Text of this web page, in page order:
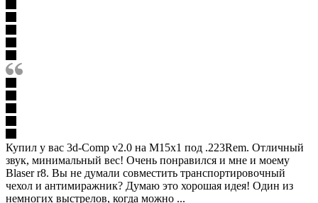
Купил у вас 3d-Comp v2.0 на М15х1 под .223Rem. Отличный
звук, минимальный вес! Очень понравился и мне и моему
Blaser r8. Вы не думали совместить транспортировочный
чехол и антимиражник? Думаю это хорошая идея! Один из
немногих выстрелов, когда можно ...